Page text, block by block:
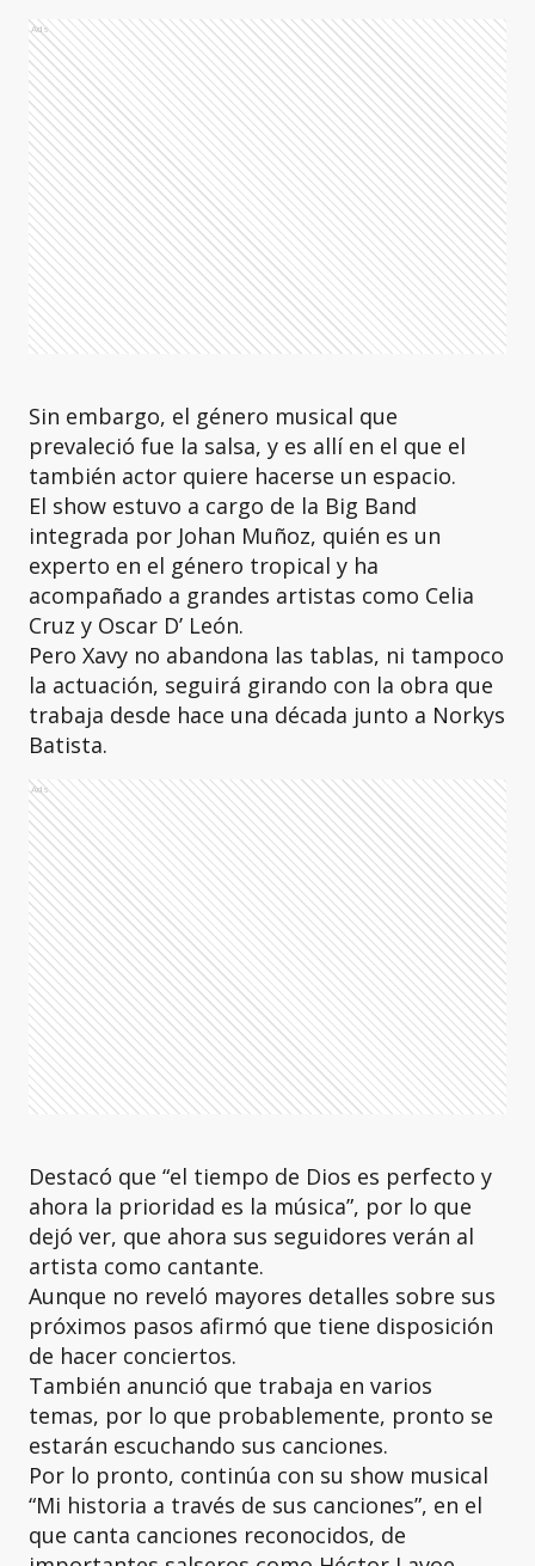
Ads
Sin embargo, el género musical que
prevaleció fue la salsa, y es allí en el que el
también actor quiere hacerse un espacio.
El show estuvo a cargo de la Big Band
integrada por Johan Muñoz, quién es un
experto en el género tropical y ha
acompañado a grandes artistas como Celia
Cruz y Oscar D’ León.
Pero Xavy no abandona las tablas, ni tampoco
la actuación, seguirá girando con la obra que
trabaja desde hace una década junto a Norkys
Batista.
Ads
Destacó que “el tiempo de Dios es perfecto y
ahora la prioridad es la música”, por lo que
dejó ver, que ahora sus seguidores verán al
artista como cantante.
Aunque no reveló mayores detalles sobre sus
próximos pasos afirmó que tiene disposición
de hacer conciertos.
También anunció que trabaja en varios
temas, por lo que probablemente, pronto se
estarán escuchando sus canciones.
Por lo pronto, continúa con su show musical
“Mi historia a través de sus canciones”, en el
que canta canciones reconocidos, de